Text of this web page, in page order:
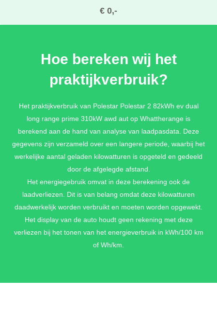
€ 0,-
PRIME PACK
PLUS PACK + PILOT PACK + CLIMATE PACK + Privacy glass on
rear windows
€ 1.500,-
PRO PACK
20" Pro Graphite lichtmetalen velgen + Black seatbelt with
Swedish gold stripe + Golden valve caps
CLIMATE PACK
Energy saving heat pump + Heated rear seats + Heated
steering wheel + Heated washer fluid wiper nozzles
Hoe bereken wij het
praktijkverbruik?
Het praktijkverbruik van Polestar Polestar 2 82kWh ev dual
long range prime 310kW awd aut op Whattherange is
berekend aan de hand van analyse van laadpasdata. Deze
gegevens zijn verzameld over een langere periode, waarbij het
werkelijke aantal geladen kilowatturen is opgeteld en gedeeld
door de afgelegde afstand.
Het energiegebruik omvat in deze berekening ook de
laadverliezen. Dit is van belang omdat deze kilowatturen
daadwerkelijk worden verbruikt en moeten worden opgewekt.
Het display van de auto houdt geen rekening met deze
verliezen bij het tonen van het energieverbruik in kWh/100 km
of Wh/km.